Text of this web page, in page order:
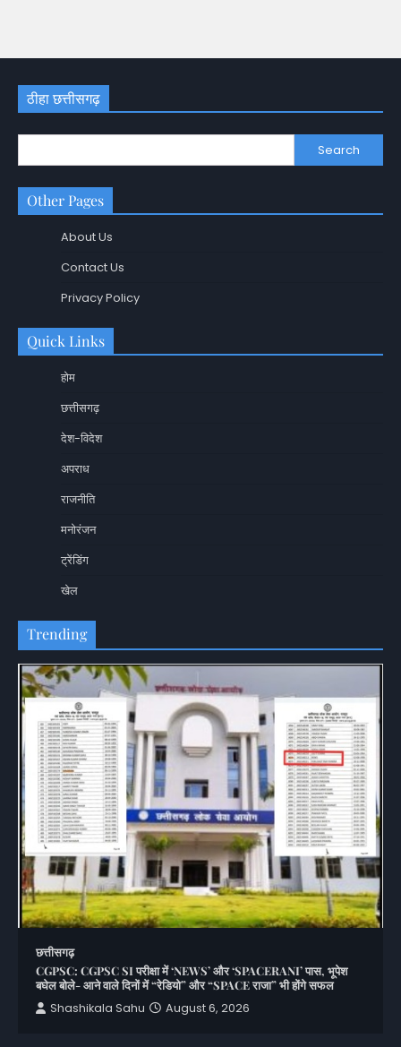
ठीहा छत्तीसगढ़
Search
Other Pages
About Us
Contact Us
Privacy Policy
Quick Links
होम
छत्तीसगढ़
देश-विदेश
अपराध
राजनीति
मनोरंजन
ट्रेंडिंग
खेल
Trending
छत्तीसगढ़
CGPSC: CGPSC SI परीक्षा में ‘NEWS’ और ‘SPACERANI’ पास, भूपेश
बघेल बोले- आने वाले दिनों में “रेडियो” और “SPACE राजा” भी होंगे सफल
Shashikala Sahu
August 6, 2026